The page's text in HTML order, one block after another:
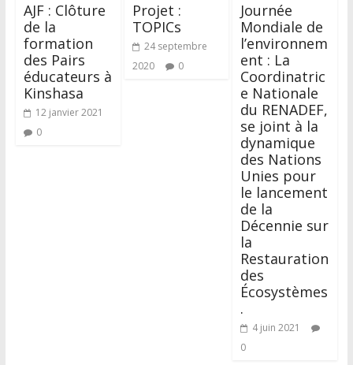
AJF : Clôture
de la
formation
des Pairs
éducateurs à
Kinshasa
12 janvier 2021
0
Projet :
TOPICs
24 septembre
2020
0
Journée
Mondiale de
l’environnem
ent : La
Coordinatric
e Nationale
du RENADEF,
se joint à la
dynamique
des Nations
Unies pour
le lancement
de la
Décennie sur
la
Restauration
des
Écosystèmes
.
4 juin 2021
0